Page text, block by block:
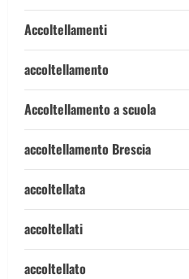
Accoltellamenti
accoltellamento
Accoltellamento a scuola
accoltellamento Brescia
accoltellata
accoltellati
accoltellato